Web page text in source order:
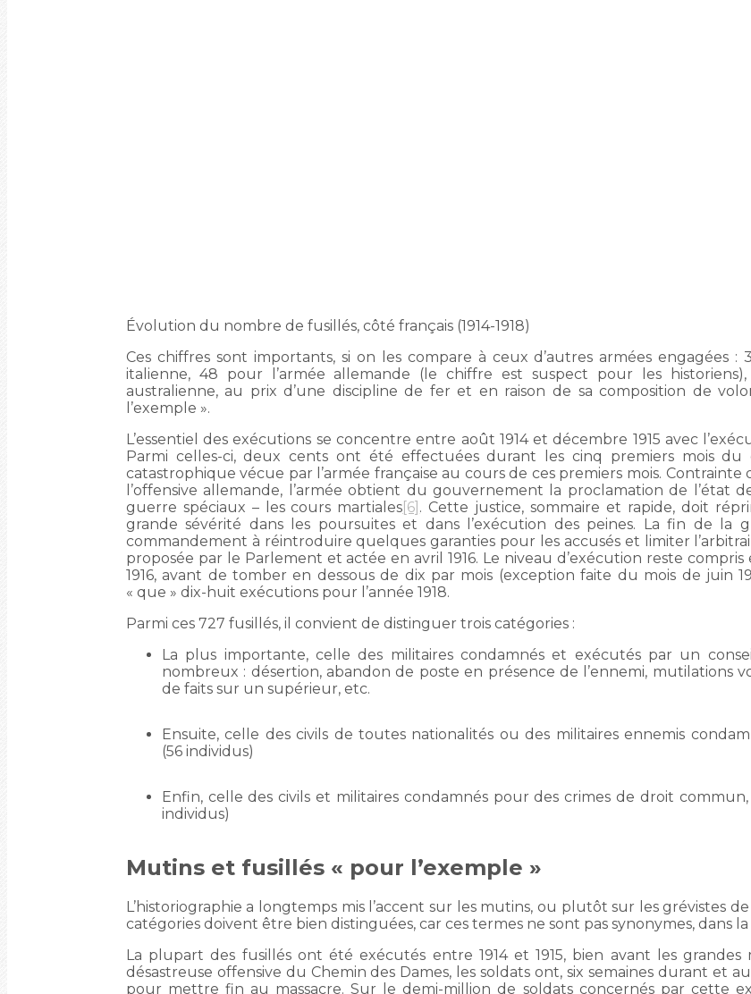
Évolution du nombre de fusillés, côté français (1914-1918)
Ces chiffres sont importants, si on les compare à ceux d’autres armées engagées :
italienne, 48 pour l’armée allemande (le chiffre est suspect pour les historiens),
australienne, au prix d’une discipline de fer et en raison de sa composition de
l’exemple ».
L’essentiel des exécutions se concentre entre août 1914 et décembre 1915 avec
Parmi celles-ci, deux cents ont été effectuées durant les cinq premiers mois du
catastrophique vécue par l’armée française au cours de ces premiers mois.
l’offensive allemande, l’armée obtient du gouvernement la proclamation de l’état
guerre spéciaux – les cours martiales [6] . Cette justice, sommaire et rapide, doit
grande sévérité dans les poursuites et dans l’exécution des peines. La fin de
commandement à réintroduire quelques garanties pour les accusés et limiter
proposée par le Parlement et actée en avril 1916. Le niveau d’exécution reste
1916, avant de tomber en dessous de dix par mois (exception faite du mois de juin
« que » dix-huit exécutions pour l’année 1918.
Parmi ces 727 fusillés, il convient de distinguer trois catégories :
La plus importante, celle des militaires condamnés et exécutés par un
nombreux : désertion, abandon de poste en présence de l’ennemi, mutilations
de faits sur un supérieur, etc.
Ensuite, celle des civils de toutes nationalités ou des militaires ennemis
(56 individus)
Enfin, celle des civils et militaires condamnés pour des crimes de droit
individus)
Mutins et fusillés « pour l’exemple »
L’historiographie a longtemps mis l’accent sur les mutins, ou plutôt sur les grévistes
catégories doivent être bien distinguées, car ces termes ne sont pas synonymes, dans
La plupart des fusillés ont été exécutés entre 1914 et 1915, bien avant les grandes
désastreuse offensive du Chemin des Dames, les soldats ont, six semaines durant et
pour mettre fin au massacre. Sur le demi-million de soldats concernés par cette